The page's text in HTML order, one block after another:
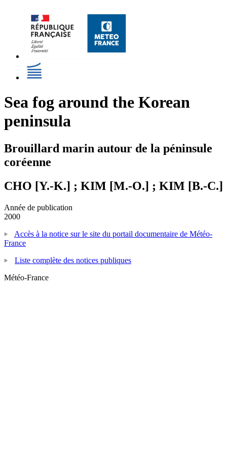
Sea fog around the Korean
peninsula
Brouillard marin autour de la péninsule
coréenne
CHO [Y.-K.] ; KIM [M.-O.] ; KIM [B.-C.]
Année de publication
2000
Accès à la notice sur le site du portail documentaire de Météo-
France
Liste complète des notices publiques
Météo-France